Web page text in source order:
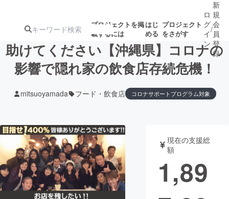
プロジェクトを掲
載するには
はじ
める
プロジェクト
をさがす
ジェクト
ターン
ジェクト
募集終了が近いプ
ロジェクト
もうすぐ公開
されます
アート・写真 音楽
テクノロジー・ガジェット ゲーム・サ
映像・映画
ロ
グ
イ
ン
/
新
規
会
員
登
録
助けてください【沖縄県】コロナの
影響で隠れ家の飲食店存続危機！
mitsuoyamada フード・飲食店 コロナサポートプログラム対象
現在の支援総
額
1,89